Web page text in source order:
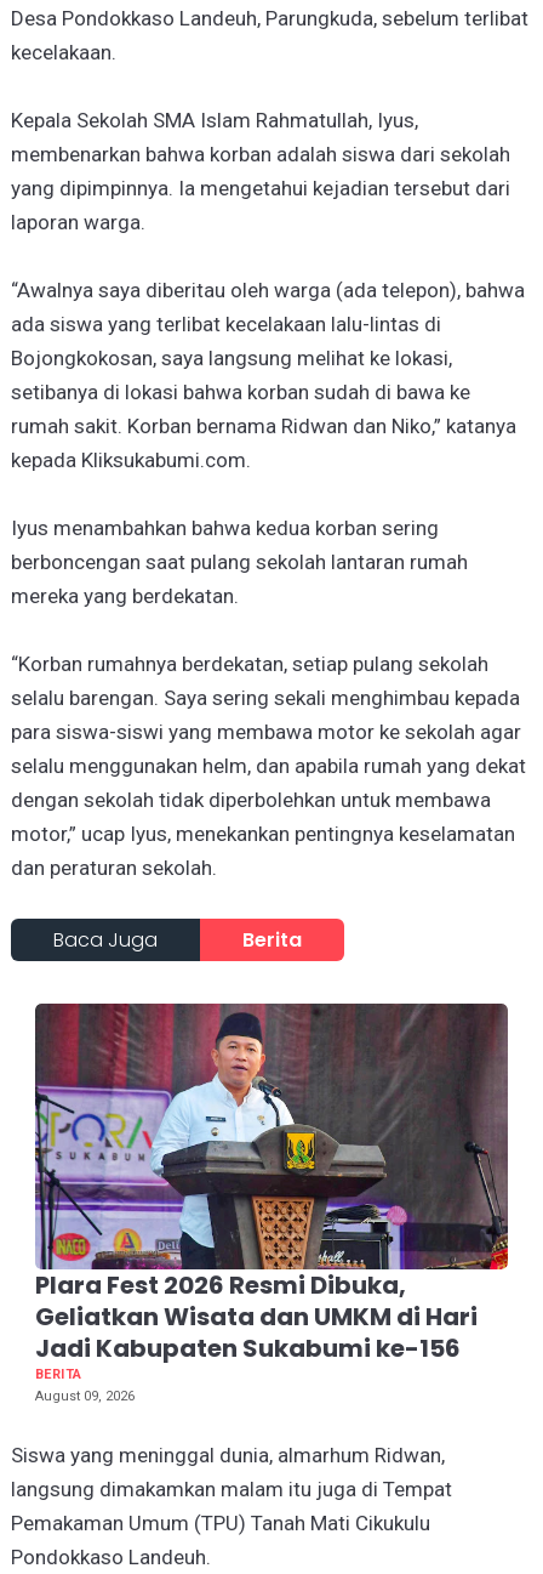
Desa Pondokkaso Landeuh, Parungkuda, sebelum terlibat
kecelakaan.
Kepala Sekolah SMA Islam Rahmatullah, Iyus,
membenarkan bahwa korban adalah siswa dari sekolah
yang dipimpinnya. Ia mengetahui kejadian tersebut dari
laporan warga.
“Awalnya saya diberitau oleh warga (ada telepon), bahwa
ada siswa yang terlibat kecelakaan lalu-lintas di
Bojongkokosan, saya langsung melihat ke lokasi,
setibanya di lokasi bahwa korban sudah di bawa ke
rumah sakit. Korban bernama Ridwan dan Niko,” katanya
kepada Kliksukabumi.com.
Iyus menambahkan bahwa kedua korban sering
berboncengan saat pulang sekolah lantaran rumah
mereka yang berdekatan.
“Korban rumahnya berdekatan, setiap pulang sekolah
selalu barengan. Saya sering sekali menghimbau kepada
para siswa-siswi yang membawa motor ke sekolah agar
selalu menggunakan helm, dan apabila rumah yang dekat
dengan sekolah tidak diperbolehkan untuk membawa
motor,” ucap Iyus, menekankan pentingnya keselamatan
dan peraturan sekolah.
Baca Juga Berita
Plara Fest 2026 Resmi Dibuka,
Geliatkan Wisata dan UMKM di Hari
Jadi Kabupaten Sukabumi ke-156
BERITA
August 09, 2026
Siswa yang meninggal dunia, almarhum Ridwan,
langsung dimakamkan malam itu juga di Tempat
Pemakaman Umum (TPU) Tanah Mati Cikukulu
Pondokkaso Landeuh.